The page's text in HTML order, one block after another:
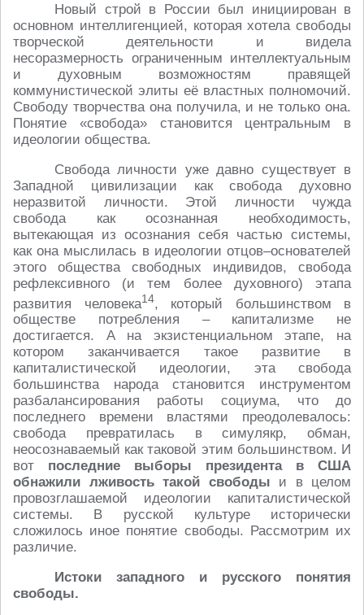
Новый строй в России был инициирован в
основном интеллигенцией, которая хотела свободы
творческой деятельности и видела
несоразмерность ограниченным интеллектуальным
и духовным возможностям правящей
коммунистической элиты её властных полномочий.
Свободу творчества она получила, и не только она.
Понятие «свобода» становится центральным в
идеологии общества.
Свобода личности уже давно существует в
Западной цивилизации как свобода духовно
неразвитой личности. Этой личности чужда
свобода как осознанная необходимость,
вытекающая из осознания себя частью системы,
как она мыслилась в идеологии отцов–основателей
этого общества свободных индивидов, свобода
рефлексивного (и тем более духовного) этапа
развития человека14, который большинством в
обществе потребления – капитализме не
достигается. А на экзистенциальном этапе, на
котором заканчивается такое развитие в
капиталистической идеологии, эта свобода
большинства народа становится инструментом
разбалансирования работы социума, что до
последнего времени властями преодолевалось:
свобода превратилась в симулякр, обман,
неосознаваемый как таковой этим большинством. И
вот последние выборы президента в США
обнажили лживость такой свободы и в целом
провозглашаемой идеологии капиталистической
системы. В русской культуре исторически
сложилось иное понятие свободы. Рассмотрим их
различие.
Истоки западного и русского понятия
свободы.